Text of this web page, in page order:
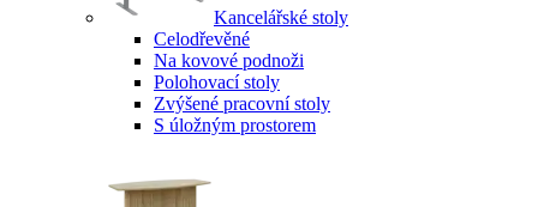
Kancelářské stoly
Celodřevěné
Na kovové podnoži
Polohovací stoly
Zvýšené pracovní stoly
S úložným prostorem